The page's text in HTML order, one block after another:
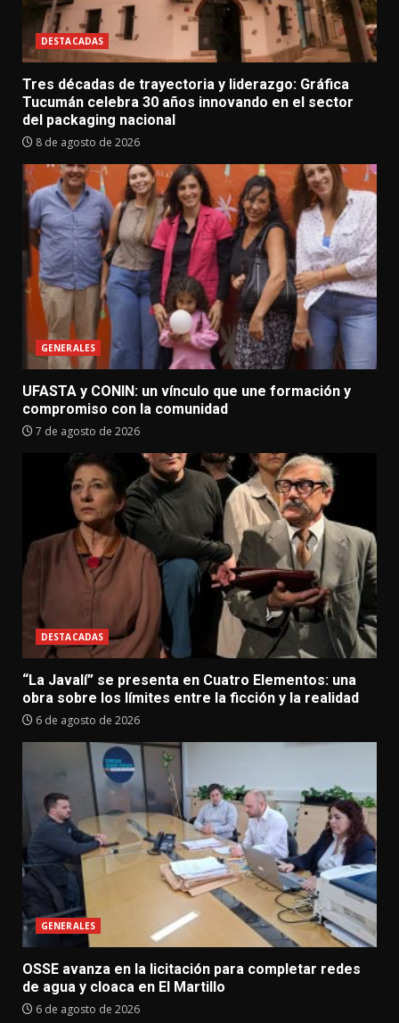
DESTACADAS
Tres décadas de trayectoria y liderazgo: Gráfica
Tucumán celebra 30 años innovando en el sector
del packaging nacional
8 de agosto de 2026
GENERALES
UFASTA y CONIN: un vínculo que une formación y
compromiso con la comunidad
7 de agosto de 2026
DESTACADAS
“La Javalí” se presenta en Cuatro Elementos: una
obra sobre los límites entre la ficción y la realidad
6 de agosto de 2026
GENERALES
OSSE avanza en la licitación para completar redes
de agua y cloaca en El Martillo
6 de agosto de 2026